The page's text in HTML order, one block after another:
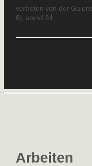
vertreten von der
8), stand 34
Arbeiten